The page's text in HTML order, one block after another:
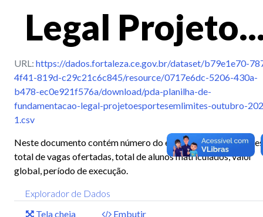
Legal
URL: https://dados.fortaleza.ce.gov.br/dataset/b79e1e70-
4f41-819d-c29c21c6c845/resource/0717e6dc-5206-430a-
b478-ec0e921f576a/download/pda-planilha-de-
fundamentacao-legal-projetoesportesemlimites-outubro-
1.csv
Neste documento contém número do edital, número do
total de vagas ofertadas, total de alunos matriculados, valor
global, período de execução.
Explorador de Dados
Tela cheia
Embutir